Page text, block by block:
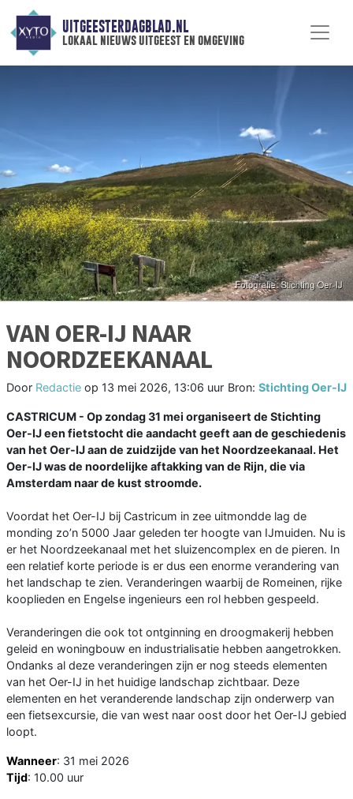
UITGEESTERDAGBLAD.NL
lokaal nieuws uitgeest en omgeving
VAN OER-IJ NAAR
NOORDZEEKANAAL
Door Redactie op 13 mei 2026, 13:06 uur Bron: Stichting Oer-IJ
CASTRICUM - Op zondag 31 mei organiseert de Stichting
Oer-IJ een fietstocht die aandacht geeft aan de geschiedenis
van het Oer-IJ aan de zuidzijde van het Noordzeekanaal. Het
Oer-IJ was de noordelijke aftakking van de Rijn, die via
Amsterdam naar de kust stroomde.
Voordat het Oer-IJ bij Castricum in zee uitmondde lag de
monding zo’n 5000 Jaar geleden ter hoogte van IJmuiden. Nu is
er het Noordzeekanaal met het sluizencomplex en de pieren. In
een relatief korte periode is er dus een enorme verandering van
het landschap te zien. Veranderingen waarbij de Romeinen, rijke
kooplieden en Engelse ingenieurs een rol hebben gespeeld.
Veranderingen die ook tot ontginning en droogmakerij hebben
geleid en woningbouw en industrialisatie hebben aangetrokken.
Ondanks al deze veranderingen zijn er nog steeds elementen
van het Oer-IJ in het huidige landschap zichtbaar. Deze
elementen en het veranderende landschap zijn onderwerp van
een fietsexcursie, die van west naar oost door het Oer-IJ gebied
loopt.
Wanneer: 31 mei 2026
Tijd: 10.00 uur